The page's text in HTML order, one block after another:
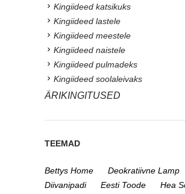
Kingiideed katsikuks
Kingiideed lastele
Kingiideed meestele
Kingiideed naistele
Kingiideed pulmadeks
Kingiideed soolaleivaks
ÄRIKINGITUSED
TEEMAD
Bettys Home
Deokratiivne Lamp
Diivanipadi
Eesti Toode
Hea